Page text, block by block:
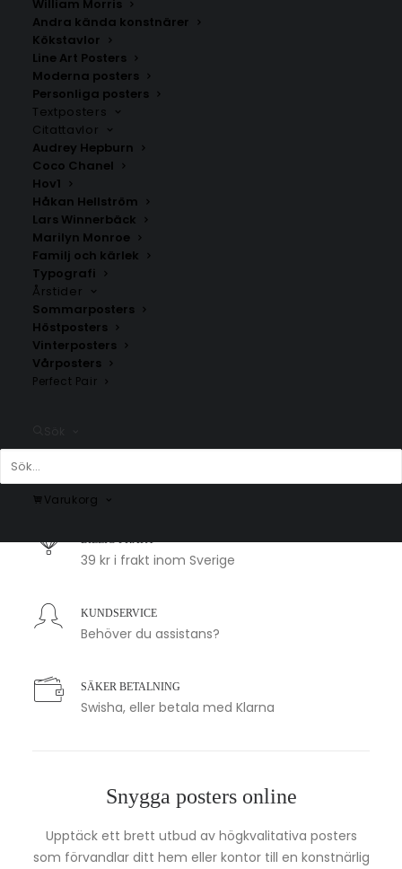
William Morris
Andra kända konstnärer
Kökstavlor
Line Art Posters
Moderna posters
Personliga posters
Textposters
Citattavlor
Audrey Hepburn
Coco Chanel
Hov1
Håkan Hellström
Lars Winnerbäck
Marilyn Monroe
Familj och kärlek
Typografi
Årstider
Sommarposters
Höstposters
Vinterposters
Vårposters
Perfect Pair
Varukorg
Kärlekskarta över Hälsingland
Fr. 200.00kr
Nordanås
Fr.200.00
1-2 arbetsdagar
BILLIG FRAKT
39 kr i frakt inom Sverige
KUNDSERVICE
Behöver du assistans?
SÄKER BETALNING
Swisha, eller betala med Klarna
Snygga posters online
Upptäck ett brett utbud av högkvalitativa posters
som förvandlar ditt hem eller kontor till en konstnärlig